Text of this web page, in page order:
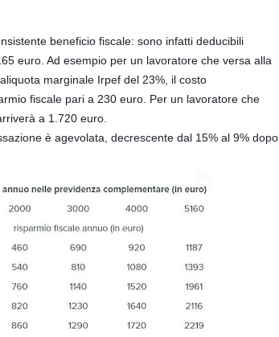
beneficio fiscale: sono infatti deducibili
euro. Ad esempio per un lavoratore che versa alla
marginale Irpef del 23%, il costo
fiscale pari a 230 euro. Per un lavoratore che
a 1.720 euro.
è agevolata, decrescente dal 15% al 9% dopo